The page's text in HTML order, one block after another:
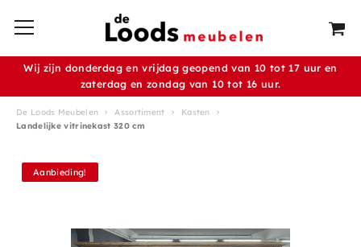
Wij zijn donderdag en vrijdag geopend van 10 tot 17 uur en
zaterdag en zondag van 10 tot 16 uur.
De Loods Meubelen Assortiment
Kasten
Landelijke vitrinekast 320 cm
Aanbieding!